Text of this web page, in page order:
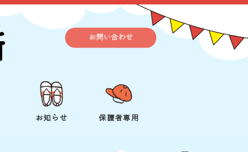
お問い合わせ
お知らせ 保護者専用